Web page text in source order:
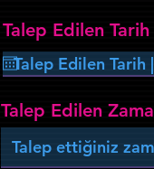
Talep Edilen
Talep Edilen